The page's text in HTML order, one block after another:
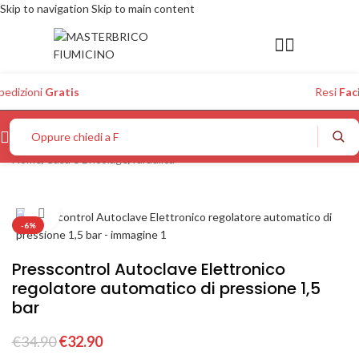
Skip to navigation Skip to main content
Gratis Resi
Oppure chiedi a Figo...
Home/Casa e Bricolage/Idraulica
-6%
Click to enlarge
Presscontrol Autoclave Elettronico
regolatore automatico di pressione 1,5
bar
€34.90€32.90